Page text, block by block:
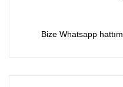
Bize Whatsapp